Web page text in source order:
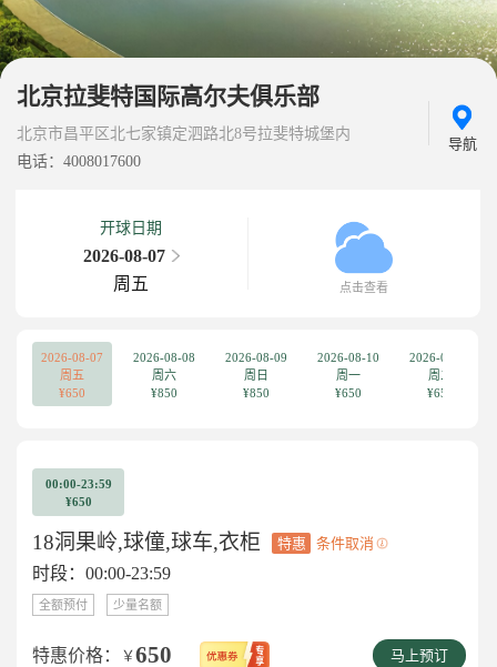
北京拉斐特国际高尔夫俱乐部
北京市昌平区北七家镇定泗路北8号拉斐特城堡内
电话：4008017600
导航
开球日期
2026-08-07
周五
点击查看
2026-08-07
周五
¥650
2026-08-08
周六
¥850
2026-08-09
周日
¥850
2026-08-10
周一
¥650
2026-08-11
周二
¥650
00:00-23:59
¥650
18洞果岭,球僮,球车,衣柜 特惠 条件取消
时段：00:00-23:59
全额预付 少量名额
特惠价格： ￥650 马上预订